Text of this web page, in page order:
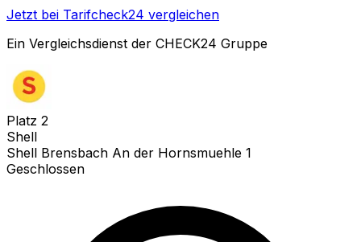
Jetzt bei Tarifcheck24 vergleichen
Ein Vergleichsdienst der CHECK24 Gruppe
Platz 2
Shell
Shell Brensbach An der Hornsmuehle 1
Geschlossen